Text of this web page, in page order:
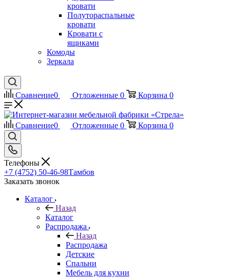
кровати
Полутораспальные
кровати
Кровати с
ящиками
Комоды
Зеркала
Сравнение0 Отложенные 0 Корзина 0
Сравнение0 Отложенные 0 Корзина 0
Телефоны
+7 (4752) 50-46-98Тамбов
Заказать звонок
Каталог
Назад
Каталог
Распродажа
Назад
Распродажа
Детские
Спальни
Мебель для кухни